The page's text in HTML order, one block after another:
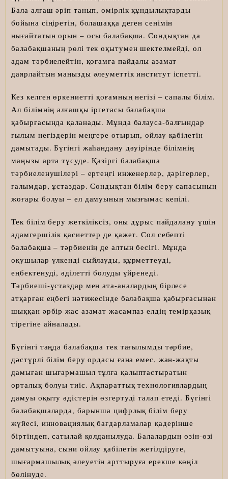
Бала алғаш әріп танып, өмірлік құндылықтарды
бойына сіңіретін, болашаққа деген сенімін
нығайтатын орын – осы балабақша. Сондықтан да
балабақшаның рөлі тек оқытумен шектелмейді, ол
адам тәрбиелейтін, қоғамға пайдалы азамат
даярлайтын маңызды әлеуметтік институт іспетті.
Кез келген өркениетті қоғамның негізі – сапалы білім.
Ал білімнің алғашқы іргетасы балабақша
қабырғасында қаланады. Мұнда балауса-балғындар
ғылым негіздерін меңгере отырып, ойлау қабілетін
дамытады. Бүгінгі жаһандану дәуірінде білімнің
маңызы арта түсуде. Қазіргі балабақша
тәрбиеленушілері – ертеңгі инженерлер, дәрігерлер,
ғалымдар, ұстаздар. Сондықтан білім беру сапасының
жоғары болуы – ел дамуының мызғымас кепілі.
Тек білім беру жеткіліксіз, оны дұрыс пайдалану үшін
адамгершілік қасиеттер де қажет. Сол себепті
балабақша – тәрбиенің де алтын бесігі. Мұнда
оқушылар үлкенді сыйлауды, құрметтеуді,
еңбектенуді, әділетті болуды үйренеді.
Тәрбиеші-ұстаздар мен ата-аналардың бірлесе
атқарған еңбегі нәтижесінде балабақша қабырғасынан
шыққан әрбір жас азамат жасампаз елдің темірқазық
тірегіне айналады.
Бүгінгі таңда балабақша тек тағылымды тәрбие,
дәстүрлі білім беру ордасы ғана емес, жан-жақты
дамыған шығармашыл тұлға қалыптастыратын
орталық болуы тиіс. Ақпараттық технологиялардың
дамуы оқыту әдістерін өзгертуді талап етеді. Бүгінгі
балабақшаларда, барынша цифрлық білім беру
жүйесі, инновациялық бағдарламалар қадерінше
біртіндеп, сатылай қолданылуда. Балалардың өзін-өзі
дамытуына, сыни ойлау қабілетін жетілдіруге,
шығармашылық әлеуетін арттыруға ерекше көңіл
бөлінуде.